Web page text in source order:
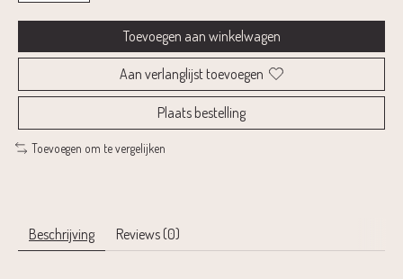
Toevoegen aan winkelwagen
Aan verlanglijst toevoegen
Plaats bestelling
Toevoegen om te vergelijken
Beschrijving Reviews (0)